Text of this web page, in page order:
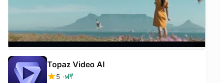
Topaz Video AI
5 ฟรี